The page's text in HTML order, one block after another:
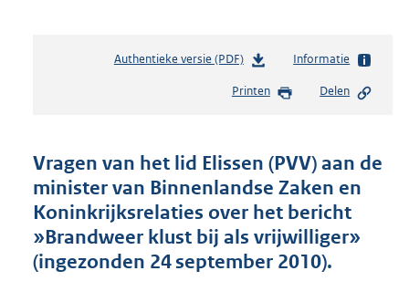
Authentieke versie (PDF)b
s
d
s
g
r
o
o
Informatie
Printen Delen
Vragen van het lid Elissen (PVV) aan de
minister van Binnenlandse Zaken en
Koninkrijksrelaties over het bericht
»Brandweer klust bij als vrijwilliger»
(ingezonden 24 september 2010).